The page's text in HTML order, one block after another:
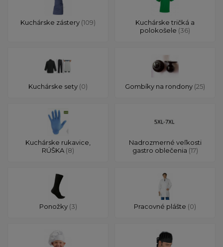
Kuchárske zástery (109)
Kuchárske tričká a
polokošele (36)
Kuchárske sety (0) Gombíky na rondony (25)
Kuchárske rukavice,
RÚŠKA (8)
Nadrozmerné veľkosti
gastro oblečenia (17)
Ponožky (3) Pracovné plášte (0)